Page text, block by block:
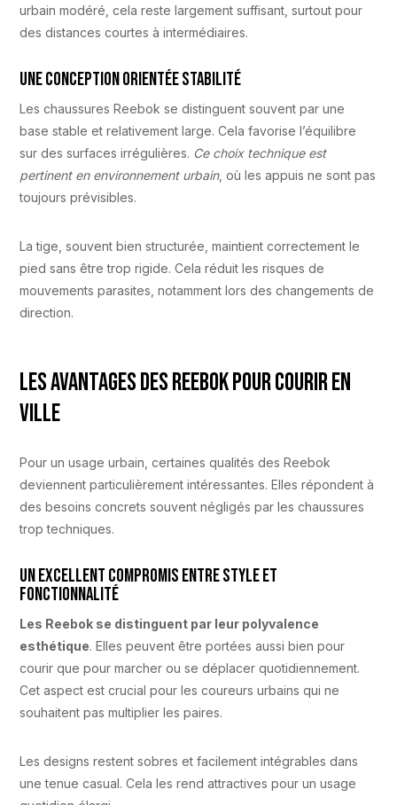
urbain modéré, cela reste largement suffisant, surtout pour
des distances courtes à intermédiaires.
Une conception orientée stabilité
Les chaussures Reebok se distinguent souvent par une
base stable et relativement large. Cela favorise l’équilibre
sur des surfaces irrégulières. Ce choix technique est
pertinent en environnement urbain, où les appuis ne sont pas
toujours prévisibles.
La tige, souvent bien structurée, maintient correctement le
pied sans être trop rigide. Cela réduit les risques de
mouvements parasites, notamment lors des changements de
direction.
Les avantages des Reebok pour courir en
ville
Pour un usage urbain, certaines qualités des Reebok
deviennent particulièrement intéressantes. Elles répondent à
des besoins concrets souvent négligés par les chaussures
trop techniques.
Un excellent compromis entre style et
fonctionnalité
Les Reebok se distinguent par leur polyvalence
esthétique. Elles peuvent être portées aussi bien pour
courir que pour marcher ou se déplacer quotidiennement.
Cet aspect est crucial pour les coureurs urbains qui ne
souhaitent pas multiplier les paires.
Les designs restent sobres et facilement intégrables dans
une tenue casual. Cela les rend attractives pour un usage